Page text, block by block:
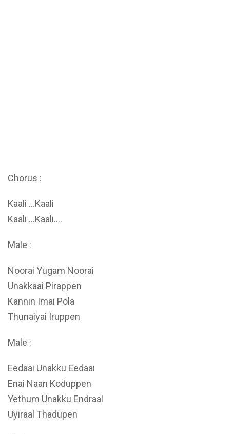
Chorus :
Kaali …Kaali
Kaali …Kaali….
Male :
Noorai Yugam Noorai
Unakkaai Pirappen
Kannin Imai Pola
Thunaiyai Iruppen
Male :
Eedaai Unakku Eedaai
Enai Naan Koduppen
Yethum Unakku Endraal
Uyiraal Thadupen